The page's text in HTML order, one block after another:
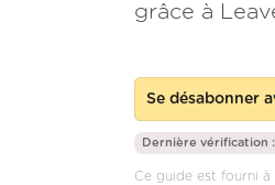
grâce à
Se désabonner
Dernière vérification
Ce guide est fourni